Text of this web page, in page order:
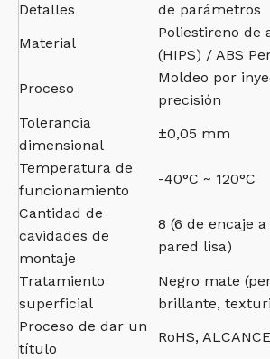
Detalles
de parámetros
Material
Poliestireno de
(HIPS) / ABS
Proceso
Moldeo por
precisión
Tolerancia
dimensional
±0,05 mm
Temperatura de
funcionamiento
-40°C ~ 120°C
Cantidad de
cavidades de
montaje
8 (6 de encaje
pared lisa)
Tratamiento
superficial
Negro mate
brillante,
Proceso de dar un
título
RoHS,